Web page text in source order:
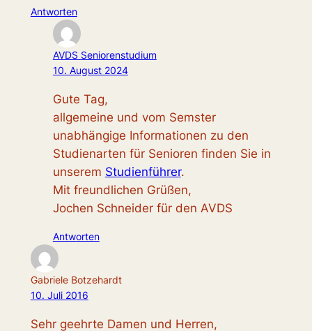
Antworten
AVDS Seniorenstudium
10. August 2024
Gute Tag,
allgemeine und vom Semster
unabhängige Informationen zu den
Studienarten für Senioren finden Sie in
unserem Studienführer.
Mit freundlichen Grüßen,
Jochen Schneider für den AVDS
Antworten
Gabriele Botzehardt
10. Juli 2016
Sehr geehrte Damen und Herren,